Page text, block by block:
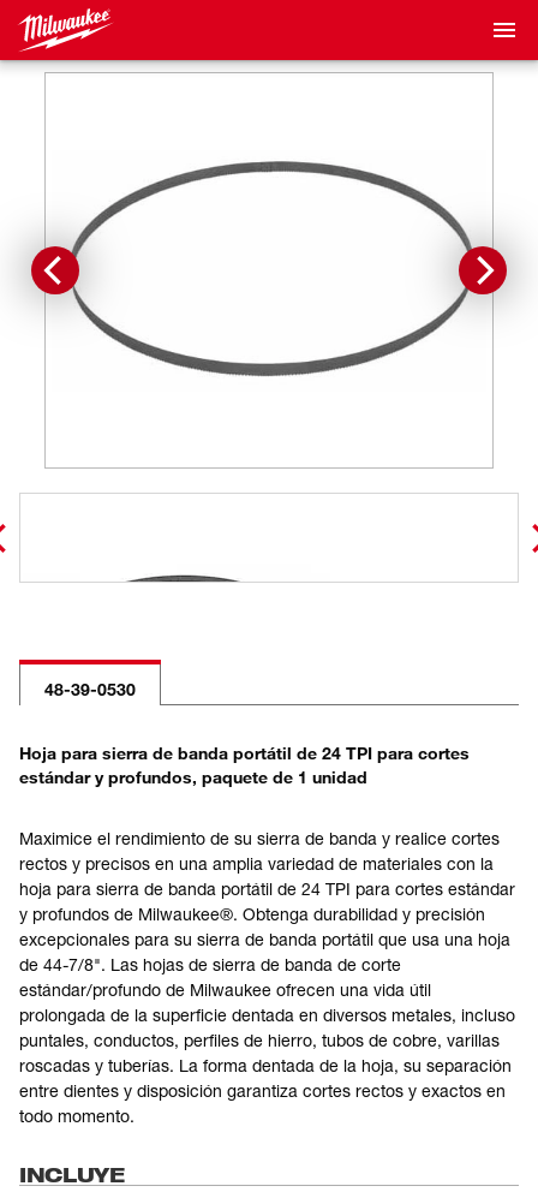
48-39-0530
Hoja para sierra de banda portátil de 24 TPI para cortes
estándar y profundos, paquete de 1 unidad
Maximice el rendimiento de su sierra de banda y realice cortes
rectos y precisos en una amplia variedad de materiales con la
hoja para sierra de banda portátil de 24 TPI para cortes estándar
y profundos de Milwaukee®. Obtenga durabilidad y precisión
excepcionales para su sierra de banda portátil que usa una hoja
de 44-7/8". Las hojas de sierra de banda de corte
estándar/profundo de Milwaukee ofrecen una vida útil
prolongada de la superficie dentada en diversos metales, incluso
puntales, conductos, perfiles de hierro, tubos de cobre, varillas
roscadas y tuberías. La forma dentada de la hoja, su separación
entre dientes y disposición garantiza cortes rectos y exactos en
todo momento.
INCLUYE